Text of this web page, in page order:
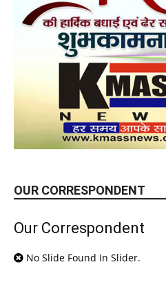
OUR CORRESPONDENT
Our Correspondent
No Slide Found In Slider.